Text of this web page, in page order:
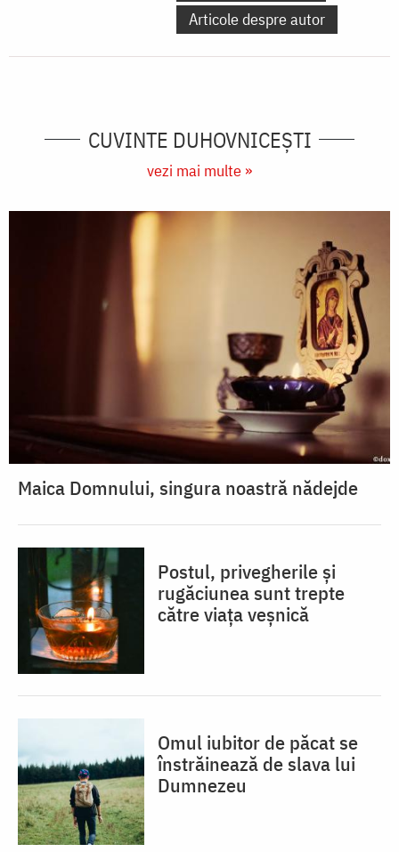
Articole despre autor
CUVINTE DUHOVNICEȘTI
vezi mai multe »
Maica Domnului, singura noastră nădejde
Postul, privegherile și
rugăciunea sunt trepte
către viața veșnică
Omul iubitor de păcat se
înstrăinează de slava lui
Dumnezeu